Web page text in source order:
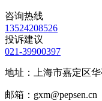
咨询热线
13524208526
投诉建议
021-39900397
地址：上海市嘉定区
邮箱：gxm@pepsen.cn